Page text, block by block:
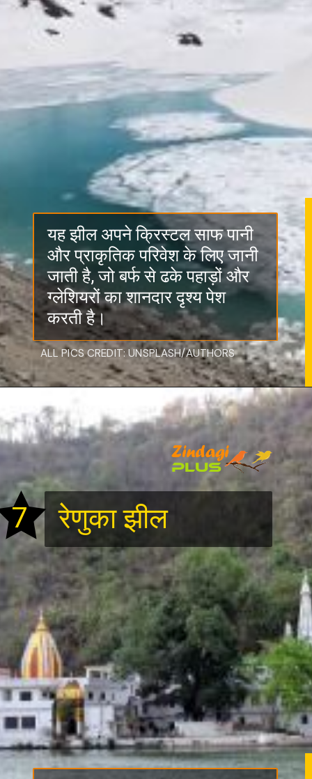
यह झील अपने क्रिस्टल साफ पानी
और प्राकृतिक परिवेश के लिए जानी
जाती है, जो बर्फ से ढके पहाड़ों और
ग्लेशियरों का शानदार दृश्य पेश
करती है।
ALL PICS CREDIT: UNSPLASH/AUTHORS
7 रेणुका झील